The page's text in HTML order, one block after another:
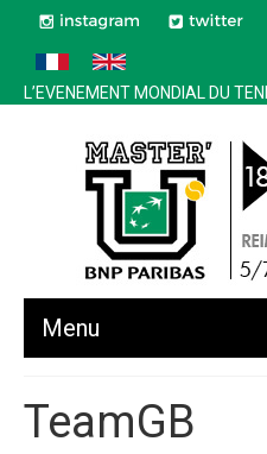
L’EVENEMENT MONDIAL DU
Menu
Edition 2025
TeamGB